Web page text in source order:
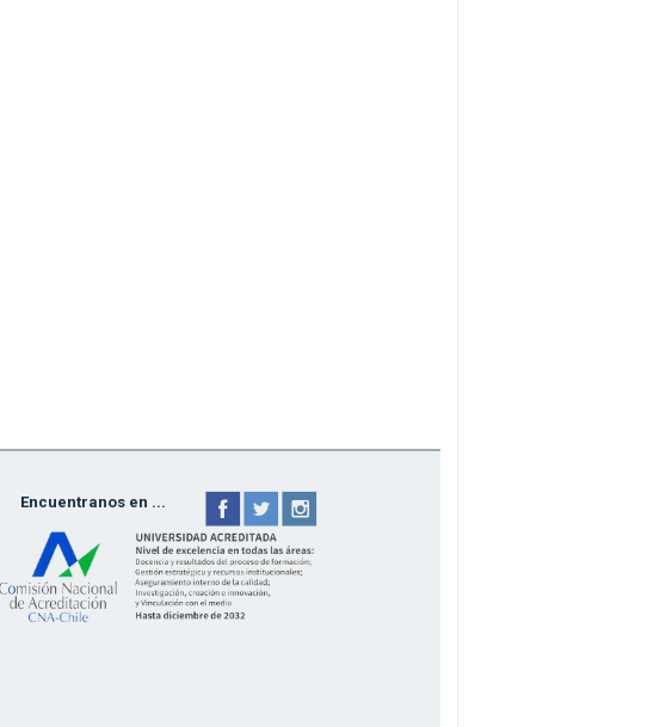
Encuentranos en ...